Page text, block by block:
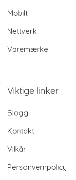
Mobilt
Nettverk
Varemærke
Viktige linker
Blogg
Kontakt
Vilkår
Personvernpolicy